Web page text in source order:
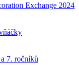
Exchange 2024
7. ročníků